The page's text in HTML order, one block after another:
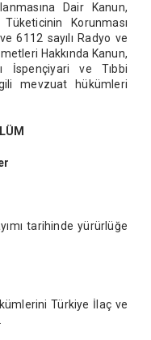
Dair Kanun,
Korunması
6112 sayılı Radyo ve
Hakkında Kanun,
İspençiyari ve Tıbbi
mevzuat hükümleri
tarihinde yürürlüğe
Türkiye İlaç ve